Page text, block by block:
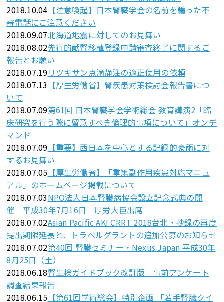
2018.10.04 【注意喚起】日本腎臓学会の名前を騙った不
審電話にご注意ください
2018.09.07北海道地震に対してのお見舞い
2018.08.02先行的献腎移植登録申請審査終了に関するご
報告とお願い
2018.07.19リツキサン点滴静注の適正使用の依頼
2018.07.13 【厚生労働省】腎疾患対策検討会報告書につ
いて
2018.07.09第61回 日本腎臓学会学術総会 教育講演2「臨
床研究を行う際に留意すべき倫理的事項について」オンデ
マンド
2018.07.09 【重要】西日本を中心とする記録的豪雨に対
するお見舞い
2018.07.05 【厚生労働省】「重篤副作用疾患対応マニュ
アル」のホームページ掲載について
2018.07.03NPO法人日本腎臓病協会設立記念式典の開
催 平成30年7月16日 厚労大臣出席
2018.07.02Asian Pacific AKI CRRT 2018台北・抄録の再度
提出期限延長と、トラベルグラントの追加公募のお知らせ
2018.07.02第40回 腎臓セミナー・Nexus Japan 平成30年
8月25日（土）
2018.06.18腎生検ガイドブック改訂版 事前アンケート
調査結果報告
2018.06.15 【第61回学術総会】特別企画 「若手腎臓クイ